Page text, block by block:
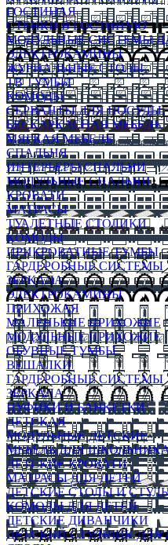
ГОСТИНАЯ
СТЕНКИ В ГОСТИНУЮ
МОДУЛЬНЫЕ СИСТЕМЫ
ЭЛЕКТРОКАМИНЫ
ЖУРНАЛЬНЫЕ СТОЛЫ
ТВ ТУМБЫ
КОМОДЫ
СЕРВАНТЫ ДЛЯ
БЕСКАРКАСНАЯ МЕБЕЛЬ
МЯГКАЯ МЕБЕЛЬ
СПАЛЬНЯ
ИНТЕРЬЕРЫ СПАЛЬНИ
МОДУЛЬНЫЕ СПАЛЬНИ
КРОВАТИ
МАТРАСЫ
ТУАЛЕТНЫЕ СТОЛИКИ
КОМОДЫ
ПРИКРОВАТНЫЕ ТУМБЫ
ГАРДЕРОБНЫЕ СИСТЕМЫ
ЗЕРКАЛА
ЭЛЕКТРОКАМИНЫ
ПРИХОЖАЯ
МАЛЕНЬКИЕ ПРИХОЖИЕ
МОДУЛЬНЫЕ ПРИХОЖИЕ
ОБУВНЫЕ ТУМБЫ
ВЕШАЛКИ
ГАРДЕРОБНЫЕ СИСТЕМЫ
ЗЕРКАЛА
ПУФИКИ И БАНКЕТКИ
ДЕТСКАЯ
МОДУЛЬНЫЕ ДЕТСКИЕ
МЕБЕЛЬ ДЛЯ
ДЕТСКИЕ КРОВАТИ
МАТРАСЫ ДЛЯ ДЕТЕЙ
ДЕТСКИЕ СТОЛЫ И
КОМОДЫ ДЛЯ ДЕТЕЙ
ДЕТСКИЕ ДИВАНЧИКИ
ДЕТСКИЙ СТУЛЬЧИК